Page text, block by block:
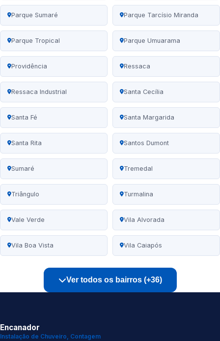
Parque Sumaré Parque Tarcísio Miranda
Parque Tropical Parque Umuarama
Providência Ressaca
Ressaca Industrial Santa Cecília
Santa Fé Santa Margarida
Santa Rita Santos Dumont
Sumaré Tremedal
Triângulo Turmalina
Vale Verde Vila Alvorada
Vila Boa Vista Vila Caiapós
Ver todos os bairros (+36)
Encanador
Instalação de Chuveiro, Contagem